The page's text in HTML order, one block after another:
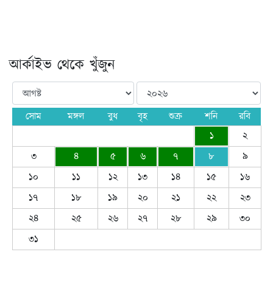
আর্কাইভ থেকে খুঁজুন
সোম মঙ্গল বুধ বৃহ শুক্র শনি
রবি
১
২
৩
৪ ৫ ৬ ৭ ৮
৯
১০
১১ ১২ ১৩ ১৪ ১৫
১৬
১৭
১৮ ১৯ ২০ ২১ ২২
২৩
২৪
২৫ ২৬ ২৭ ২৮ ২৯
৩০
৩১